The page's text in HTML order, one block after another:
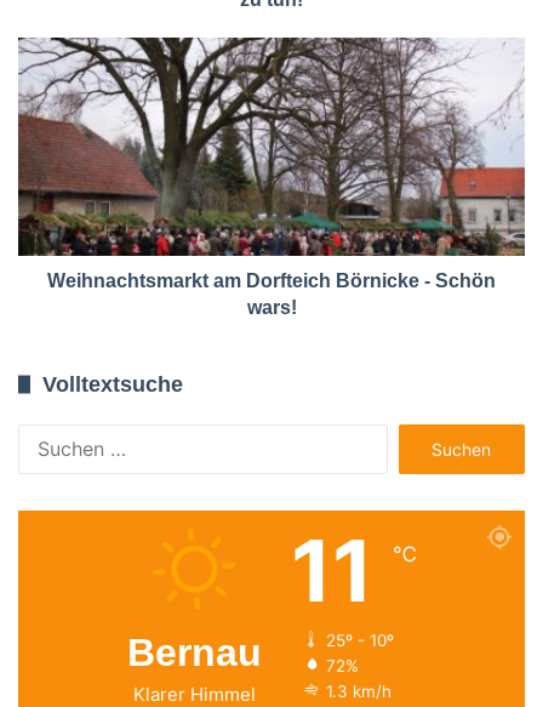
Weihnachtsmarkt am Dorfteich Börnicke - Schön
wars!
Volltextsuche
nach:
Bernau
Klarer Himmel
11 ℃
25º - 10º
72%
1.3 km/h